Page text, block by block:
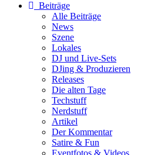
Beiträge
Alle Beiträge
News
Szene
Lokales
DJ und Live-Sets
DJing & Produzieren
Releases
Die alten Tage
Techstuff
Nerdstuff
Artikel
Der Kommentar
Satire & Fun
Eventfotos & Videos